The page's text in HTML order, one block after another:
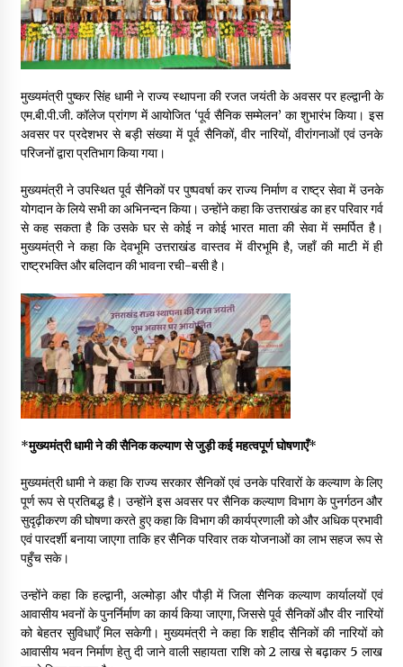
May 16, 2022
Thought Of The Day 14 May
May 14, 2022
Thought Of The Day 13 May
Thought Of The Day 12 May
May 12, 2022
Thought Of The Day 11 May
May 11, 2022
Thought Of The Day 10 May
May 10, 2022
Thought Of The Day 9 May
May 9, 2022
मुख्यमंत्री पुष्कर सिंह धामी ने राज्य स्थापना की रजत जयंती के अवसर पर हल्द्वानी के
एम.बी.पी.जी. कॉलेज प्रांगण में आयोजित ‘पूर्व सैनिक सम्मेलन’ का शुभारंभ किया। इस
अवसर पर प्रदेशभर से बड़ी संख्या में पूर्व सैनिकों, वीर नारियों, वीरांगनाओं एवं उनके
परिजनों द्वारा प्रतिभाग किया गया।
मुख्यमंत्री ने उपस्थित पूर्व सैनिकों पर पुष्पवर्षा कर राज्य निर्माण व राष्ट्र सेवा में उनके
योगदान के लिये सभी का अभिनन्दन किया। उन्होंने कहा कि उत्तराखंड का हर परिवार गर्व
से कह सकता है कि उसके घर से कोई न कोई भारत माता की सेवा में समर्पित है।
मुख्यमंत्री ने कहा कि देवभूमि उत्तराखंड वास्तव में वीरभूमि है, जहाँ की माटी में ही
राष्ट्रभक्ति और बलिदान की भावना रची-बसी है।
*मुख्यमंत्री धामी ने की सैनिक कल्याण से जुड़ी कई महत्वपूर्ण घोषणाएँ*
मुख्यमंत्री धामी ने कहा कि राज्य सरकार सैनिकों एवं उनके परिवारों के कल्याण के लिए
पूर्ण रूप से प्रतिबद्ध है। उन्होंने इस अवसर पर सैनिक कल्याण विभाग के पुनर्गठन और
सुदृढ़ीकरण की घोषणा करते हुए कहा कि विभाग की कार्यप्रणाली को और अधिक प्रभावी
एवं पारदर्शी बनाया जाएगा ताकि हर सैनिक परिवार तक योजनाओं का लाभ सहज रूप से
पहुँच सके।
उन्होंने कहा कि हल्द्वानी, अल्मोड़ा और पौड़ी में जिला सैनिक कल्याण कार्यालयों एवं
आवासीय भवनों के पुनर्निर्माण का कार्य किया जाएगा, जिससे पूर्व सैनिकों और वीर नारियों
को बेहतर सुविधाएँ मिल सकेगी। मुख्यमंत्री ने कहा कि शहीद सैनिकों की नारियों को
आवासीय भवन निर्माण हेतु दी जाने वाली सहायता राशि को 2 लाख से बढ़ाकर 5 लाख